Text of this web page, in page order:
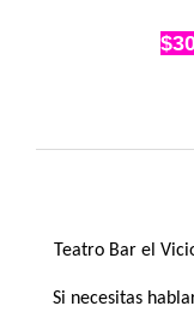
Teatro Bar el
Si necesitas